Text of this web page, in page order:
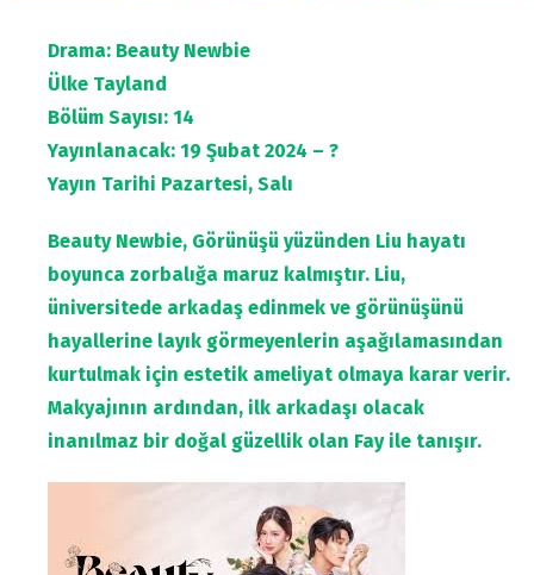
Drama: Beauty Newbie
Ülke Tayland
Bölüm Sayısı: 14
Yayınlanacak: 19 Şubat 2024 – ?
Yayın Tarihi Pazartesi, Salı
Beauty Newbie, Görünüşü yüzünden Liu hayatı
boyunca zorbalığa maruz kalmıştır. Liu,
üniversitede arkadaş edinmek ve görünüşünü
hayallerine layık görmeyenlerin aşağılamasından
kurtulmak için estetik ameliyat olmaya karar verir.
Makyajının ardından, ilk arkadaşı olacak
inanılmaz bir doğal güzellik olan Fay ile tanışır.